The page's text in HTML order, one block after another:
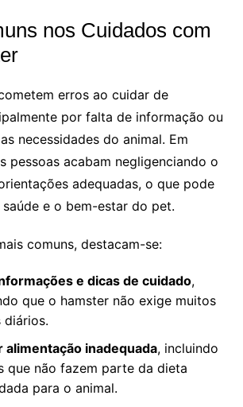
nos Cuidados com
erros ao cuidar de
por falta de informação ou
necessidades do animal. Em
pessoas acabam negligenciando o
adequadas, o que pode
e o bem-estar do pet.
comuns, destacam-se:
e dicas de cuidado,
que o hamster não exige muitos
diários.
alimentação inadequada, incluindo
que não fazem parte da dieta
para o animal.